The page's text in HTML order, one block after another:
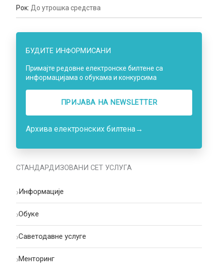
Рок: До утрошка средства
БУДИТЕ ИНФОРМИСАНИ
Примајте редовне електронске билтене са
информацијама о обукама и конкурсима
ПРИЈАВА НA NEWSLETTER
Архива електронских билтена→
СТАНДАРДИЗОВАНИ СЕТ УСЛУГА
›Информације
›Oбуке
›Саветодавне услуге
›Менторинг